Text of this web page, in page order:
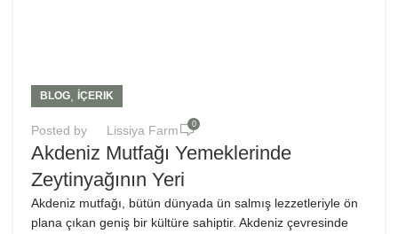
BLOG İÇERIK
Posted by Lissiya Farm 0
Akdeniz Mutfağı Yemeklerinde
Zeytinyağının Yeri
Akdeniz mutfağı, bütün dünyada ün salmış lezzetleriyle ön
plana çıkan geniş bir kültüre sahiptir. Akdeniz çevresinde